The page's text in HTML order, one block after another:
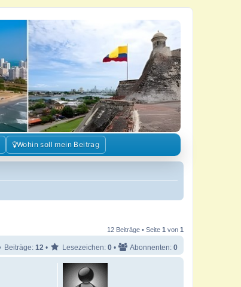
Wohin soll mein Beitrag
12 Beiträge • Seite 1 von 1
Beiträge: 12 • Lesezeichen: 0 • Abonnenten: 0